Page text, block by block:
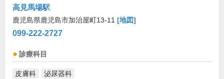
高見馬場駅
鹿児島県鹿児島市加治屋町13-11 [地図]
099-222-2727
診療科目
皮膚科 泌尿器科